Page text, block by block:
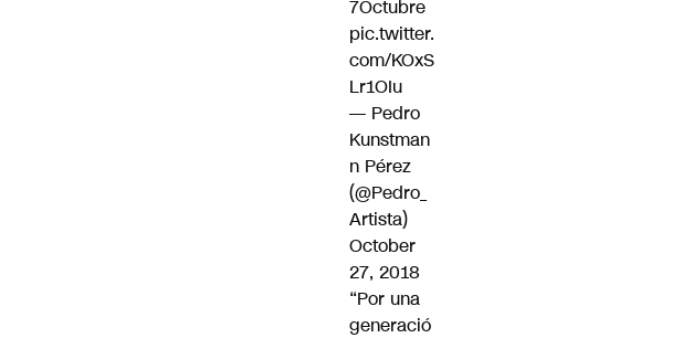
7Octubre
pic.twitter.
com/KOxS
Lr1OIu
— Pedro
Kunstman
n Pérez
(@Pedro_
Artista)
October
27, 2018
“Por una
generació